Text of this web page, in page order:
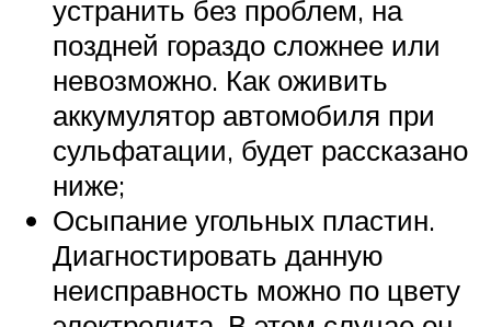
устранить без проблем, на
поздней гораздо сложнее или
невозможно. Как оживить
аккумулятор автомобиля при
сульфатации, будет рассказано
ниже;
Осыпание угольных пластин.
Диагностировать данную
неисправность можно по цвету